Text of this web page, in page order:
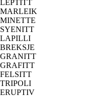
LEPTITT
MARLEIK
MINETTE
SYENITT
LAPILLI
BREKSJE
GRANITT
GRAFITT
FELSITT
TRIPOLI
ERUPTIV